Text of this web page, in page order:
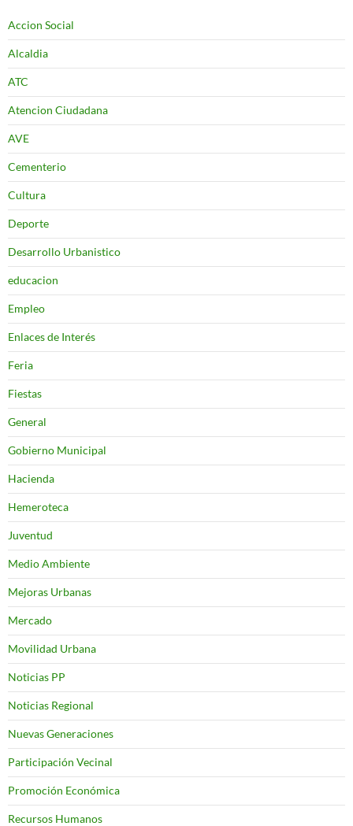
Accion Social
Alcaldia
ATC
Atencion Ciudadana
AVE
Cementerio
Cultura
Deporte
Desarrollo Urbanistico
educacion
Empleo
Enlaces de Interés
Feria
Fiestas
General
Gobierno Municipal
Hacienda
Hemeroteca
Juventud
Medio Ambiente
Mejoras Urbanas
Mercado
Movilidad Urbana
Noticias PP
Noticias Regional
Nuevas Generaciones
Participación Vecinal
Promoción Económica
Recursos Humanos